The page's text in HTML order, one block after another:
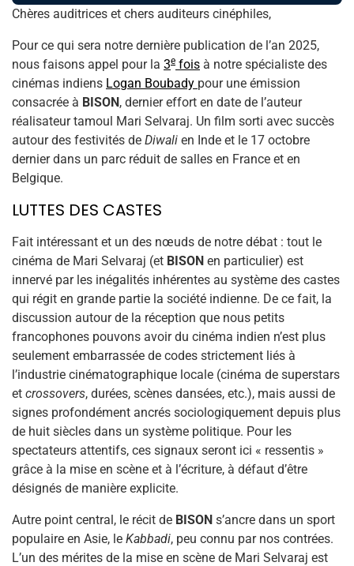
Chères auditrices et chers auditeurs cinéphiles,
Pour ce qui sera notre dernière publication de l’an 2025,
nous faisons appel pour la 3e fois à notre spécialiste des
cinémas indiens Logan Boubady pour une émission
consacrée à BISON, dernier effort en date de l’auteur
réalisateur tamoul Mari Selvaraj. Un film sorti avec succès
autour des festivités de Diwali en Inde et le 17 octobre
dernier dans un parc réduit de salles en France et en
Belgique.
LUTTES DES CASTES
Fait intéressant et un des nœuds de notre débat : tout le
cinéma de Mari Selvaraj (et BISON en particulier) est
innervé par les inégalités inhérentes au système des castes
qui régit en grande partie la société indienne. De ce fait, la
discussion autour de la réception que nous petits
francophones pouvons avoir du cinéma indien n’est plus
seulement embarrassée de codes strictement liés à
l’industrie cinématographique locale (cinéma de superstars
et crossovers, durées, scènes dansées, etc.), mais aussi de
signes profondément ancrés sociologiquement depuis plus
de huit siècles dans un système politique. Pour les
spectateurs attentifs, ces signaux seront ici « ressentis »
grâce à la mise en scène et à l’écriture, à défaut d’être
désignés de manière explicite.
Autre point central, le récit de BISON s’ancre dans un sport
populaire en Asie, le Kabbadi, peu connu par nos contrées.
L’un des mérites de la mise en scène de Mari Selvaraj est